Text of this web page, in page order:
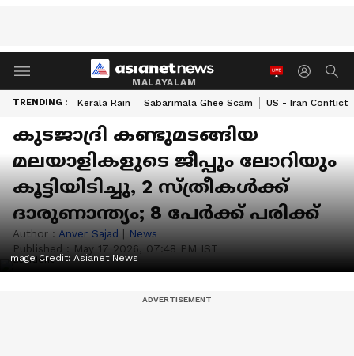
MALAYALAM
TRENDING : Kerala Rain Sabarimala Ghee Scam US - Iran Conflict
കുടജാദ്രി കണ്ടുമടങ്ങിയ
മലയാളികളുടെ ജീപ്പും ലോറിയും
കൂട്ടിയിടിച്ചു, 2 സ്ത്രീകൾക്ക്
ദാരുണാന്ത്യം; 8 പേർക്ക് പരിക്ക്
Author : Anver Sajad | News
Published : May 17 2026, 07:48 PM IST
Image Credit: Asianet News